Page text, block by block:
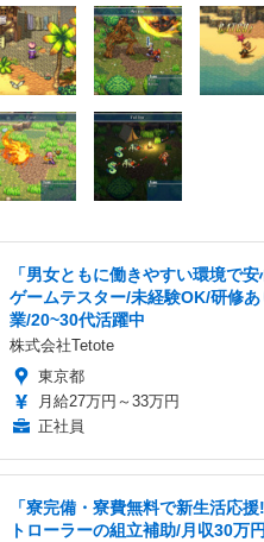
「男女ともに働きやすい環境で安
ゲームテスター/未経験OK/研修
業/20~30代活躍中
株式会社Tetote
東京都
月給27万円～33万円
正社員
「寮完備・寮費無料で新生活応
トローラーの組立補助/月収30万